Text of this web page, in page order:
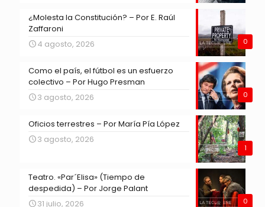
0
¿Molesta la Constitución? – Por E. Raúl
Zaffaroni
4 agosto, 2026
0
Como el país, el fútbol es un esfuerzo
colectivo – Por Hugo Presman
3 agosto, 2026
1
Oficios terrestres – Por María Pía López
3 agosto, 2026
0
Teatro. «Par´Elisa» (Tiempo de
despedida) – Por Jorge Palant
31 julio, 2026